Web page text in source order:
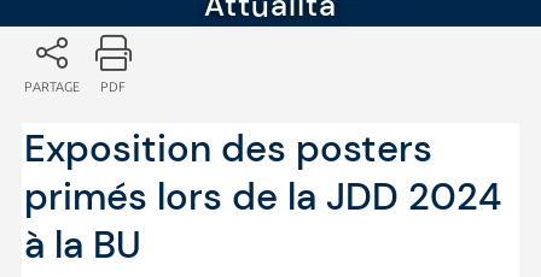
PARTAGE PDF
Exposition des posters
primés lors de la JDD 2024
à la BU